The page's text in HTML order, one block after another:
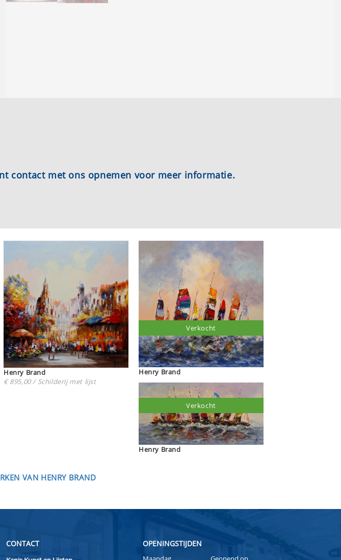
contact met ons opnemen voor meer informatie.
Henry Brand
€ 895,00 / Schilderij met lijst
Henry Brand
Verkocht
Henry Brand
Verkocht
VAN HENRY BRAND
CONTACT OPENINGSTIJDEN